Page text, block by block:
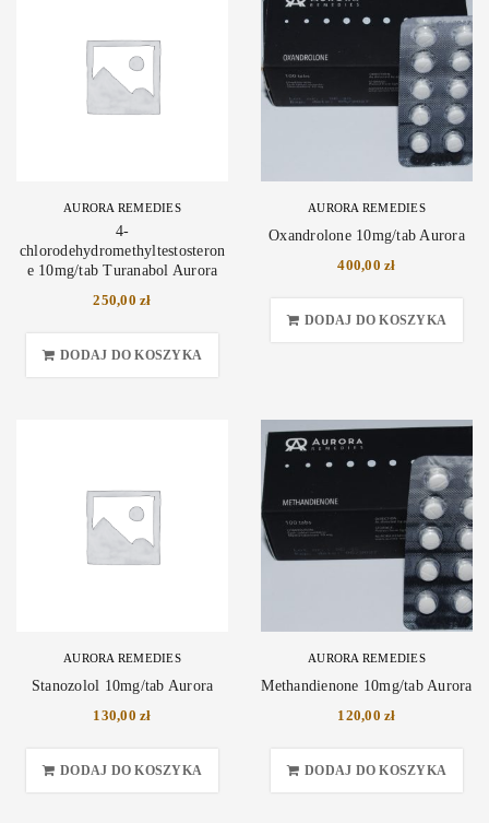
AURORA REMEDIES
4-
chlorodehydromethyltestosteron
e 10mg/tab Turanabol Aurora
250,00zł
DODAJ DO KOSZYKA
AURORA REMEDIES
Oxandrolone 10mg/tab Aurora
400,00zł
DODAJ DO KOSZYKA
AURORA REMEDIES
Stanozolol 10mg/tab Aurora
130,00zł
DODAJ DO KOSZYKA
AURORA REMEDIES
Methandienone 10mg/tab Aurora
120,00zł
DODAJ DO KOSZYKA